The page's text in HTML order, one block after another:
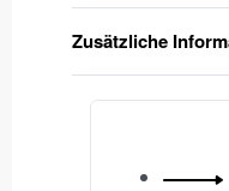
Zusätzliche